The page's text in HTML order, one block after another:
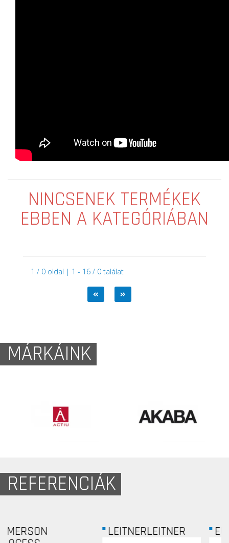
NINCSENEK TERMÉKEK
EBBEN A KATEGÓRIÁBAN
1 / 0 oldal | 1 - 16 / 0 találat
MÁRKÁINK
REFERENCIÁK
LEITNERLEITNER EUROCOMM